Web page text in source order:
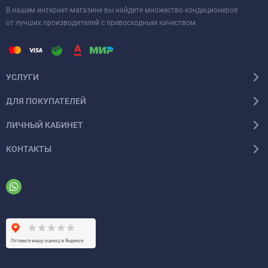
В нашем интернет-магазине вы найдете множество кондиционеров
от лучших производителей с превосходным качеством.
УСЛУГИ
ДЛЯ ПОКУПАТЕЛЕЙ
ЛИЧНЫЙ КАБИНЕТ
КОНТАКТЫ